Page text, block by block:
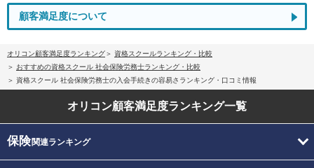
顧客満足度について
オリコン顧客満足度ランキング
資格スクールランキング・比較
おすすめの資格スクール 社会保険労務士ランキング・比較
資格スクール 社会保険労務士の入会手続きの容易さランキング・口コミ情報
オリコン顧客満足度ランキング一覧
保険関連ランキング